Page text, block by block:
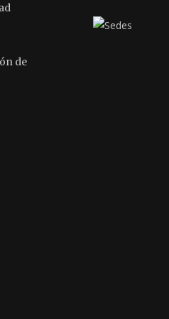
de